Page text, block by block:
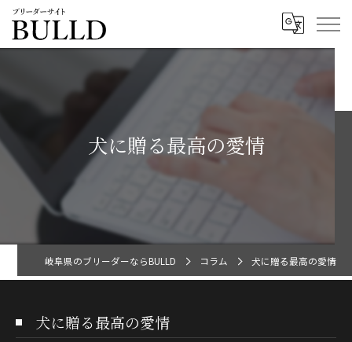
犬に贈る最高の愛情
岐阜県のブリーダーならBULLD コラム 犬に贈る最高の愛情
犬に贈る最高の愛情